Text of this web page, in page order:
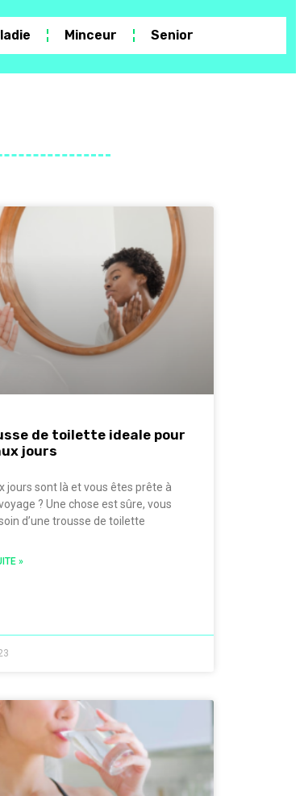
Minceur Senior
de toilette ideale pour
jours
jours sont là et vous êtes prête à
? Une chose est sûre, vous
d’une trousse de toilette
»